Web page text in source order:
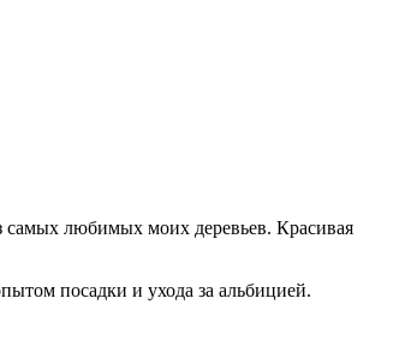
самых любимых моих деревьев. Красивая
посадки и ухода за альбицией.